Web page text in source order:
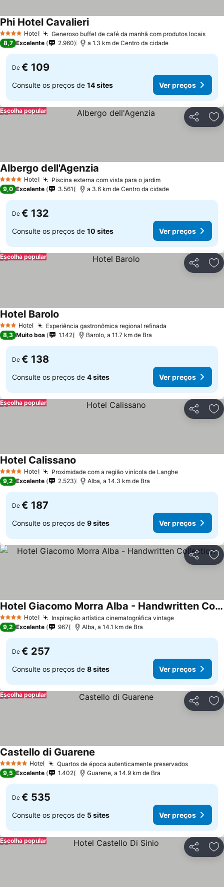
4 EstrelasHotel Generoso buffet de café da manhã com produtos locais
Phi Hotel Cavalieri
8,7 Excelente 2.960 a 1.3 km de Centro da cidade
De € 109
Consulte os preços de 14 sites Ver preços
Partilhar
Escolha popular
4 EstrelasHotel Piscina externa com vista para o jardim
Albergo dell'Agenzia
9,0 Excelente 3.561 a 3.6 km de Centro da cidade
De € 132
Consulte os preços de 10 sites Ver preços
Partilhar
Escolha popular
3 EstrelasHotel Experiência gastronômica regional refinada
Hotel Barolo
8,3 Muito boa 1.142 Barolo, a 11.7 km de Bra
De € 138
Consulte os preços de 4 sites Ver preços
Partilhar
Escolha popular
4 EstrelasHotel Proximidade com a região vinícola de Langhe
Hotel Calissano
9,2 Excelente 2.523 Alba, a 14.3 km de Bra
De € 187
Consulte os preços de 9 sites Ver preços
Partilhar
4 EstrelasHotel Inspiração artística cinematográfica vintage
Hotel Giacomo Morra Alba - Handwritten Collection
9,2 Excelente 967 Alba, a 14.1 km de Bra
De € 257
Consulte os preços de 8 sites Ver preços
Partilhar
Escolha popular
5 Estrelas Hotel Quartos de época autenticamente preservados
Castello di Guarene
9,5 Excelente 1.402 Guarene, a 14.9 km de Bra
De € 535
Consulte os preços de 5 sites Ver preços
Partilhar
Escolha popular